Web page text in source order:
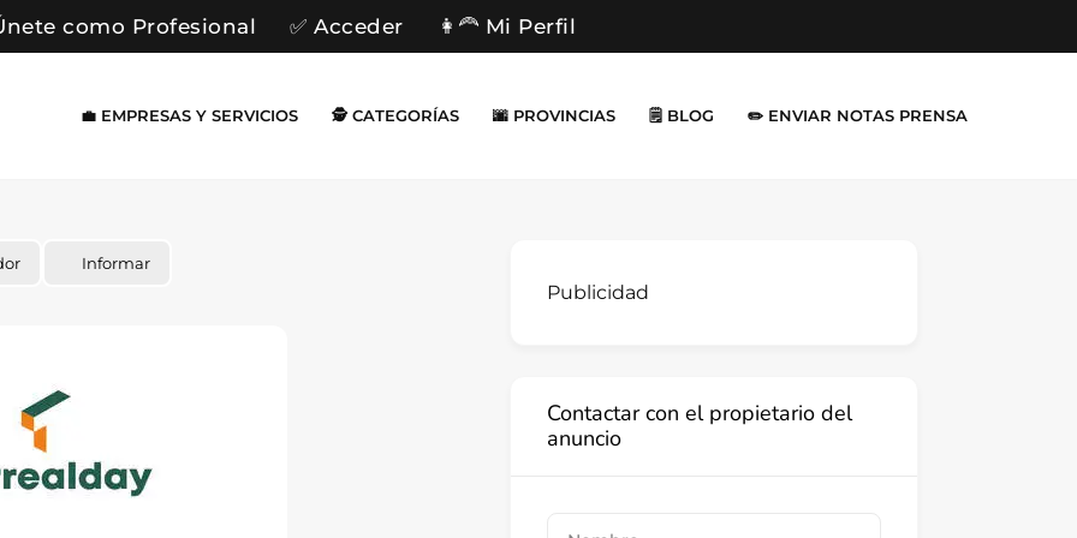
como Profesional ✅ Acceder 👩‍🦰 Mi Perfil
💼 EMPRESAS Y SERVICIOS 🕵️ CATEGORÍAS 🌆 PROVINCIAS 🗒️ BLOG ✏️ ENVIAR NOTAS PRENSA
Informar
Publicidad
Contactar con el propietario del
anuncio